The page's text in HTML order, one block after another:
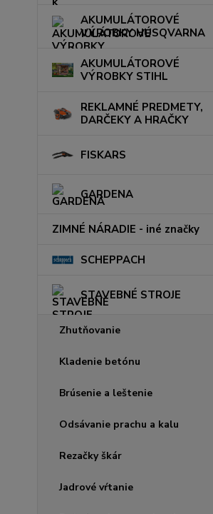
AKUMULÁTOROVÉ
VÝROBKY HUSQVARNA
AKUMULÁTOROVÉ
VÝROBKY STIHL
REKLAMNÉ PREDMETY,
DARČEKY A HRAČKY
FISKARS
GARDENA
ZIMNÉ NÁRADIE - iné značky
SCHEPPACH
STAVEBNÉ STROJE
Zhutňovanie
Kladenie betónu
Brúsenie a leštenie
Odsávanie prachu a kalu
Rezačky škár
Jadrové vŕtanie